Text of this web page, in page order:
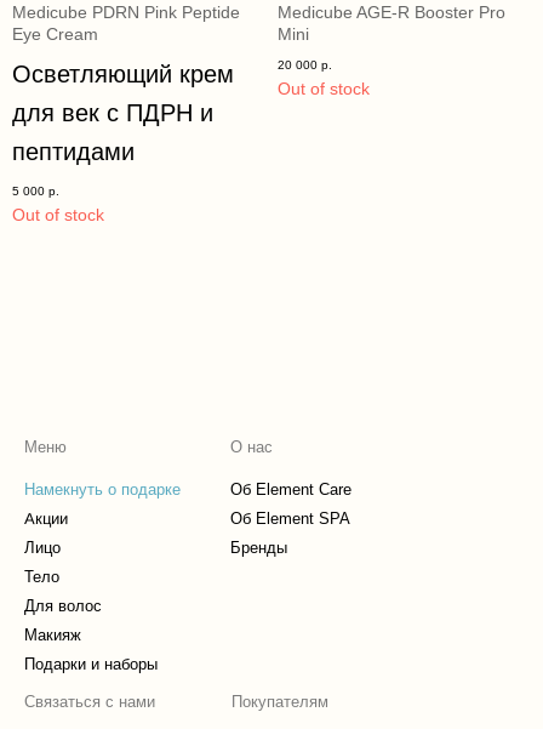
Medicube PDRN Pink Peptide
Eye Cream
Осветляющий крем
для век с ПДРН и
пептидами
5 000 р.
Out of stock
Medicube AGE-R Booster Pro
Mini
20 000 р.
Out of stock
Меню
Акции
Лицо
Тело
Для волос
Макияж
Подарки и наборы
О нас
Об Element Care
Бренды
Об Element SPA
Покупателям
Связаться с нами
Намекнуть о подарке